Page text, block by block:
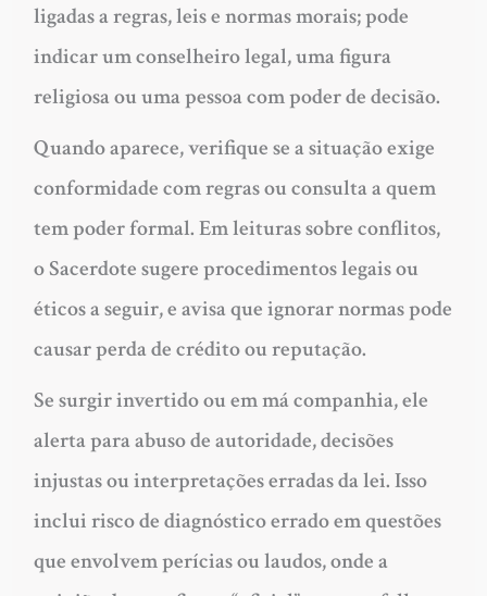
ligadas a regras, leis e normas morais; pode
indicar um conselheiro legal, uma figura
religiosa ou uma pessoa com poder de decisão.
Quando aparece, verifique se a situação exige
conformidade com regras ou consulta a quem
tem poder formal. Em leituras sobre conflitos,
o Sacerdote sugere procedimentos legais ou
éticos a seguir, e avisa que ignorar normas pode
causar perda de crédito ou reputação.
Se surgir invertido ou em má companhia, ele
alerta para abuso de autoridade, decisões
injustas ou interpretações erradas da lei. Isso
inclui risco de diagnóstico errado em questões
que envolvem perícias ou laudos, onde a